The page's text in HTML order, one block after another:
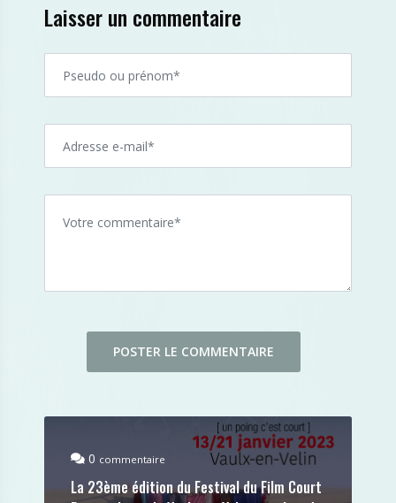
Laisser un commentaire
0 commentaire
La 23ème édition du Festival du Film Court